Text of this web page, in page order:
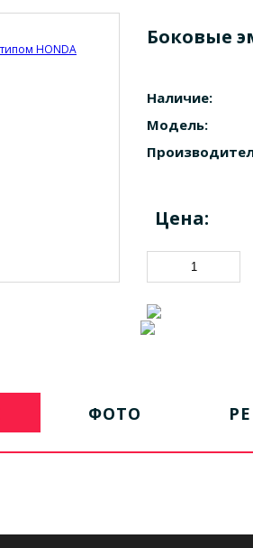
Боковые
Наличие:
Модель:
Цена:
ФОТО